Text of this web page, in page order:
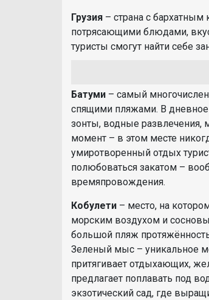
Грузия – страна с
потрясающими блюдами,
туристы смогут найти себе
Батуми – самый
спящими пляжами. В
зонты, водные развлечения,
момент – в этом месте
умиротворенный отдых
полюбоваться закатом –
времяпровождения.
Кобулети – место, на
морским воздухом и
большой пляж
Зеленый мыс – уникальное
притягивает отдыхающих,
предлагает поплавать под
экзотический сад, где